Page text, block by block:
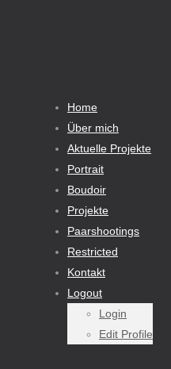
Home
Über mich
Aktuelle Projekte
Portrait
Boudoir
Projekte
Paarshootings
Restricted
Kontakt
Logout
Login
Edit Profile